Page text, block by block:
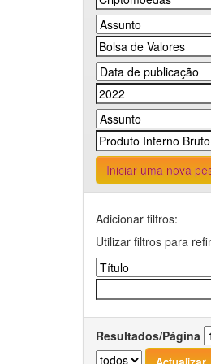
Iniciar uma nova
Adicionar filtros:
Utilizar filtros para
Resultados/Página